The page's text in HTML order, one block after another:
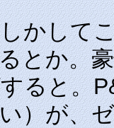
かして
とか。
ると。
）が、